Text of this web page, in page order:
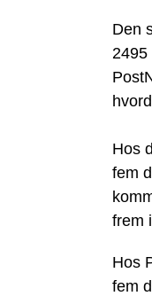
Den
2495
Hos
fem
frem
Hos
fem